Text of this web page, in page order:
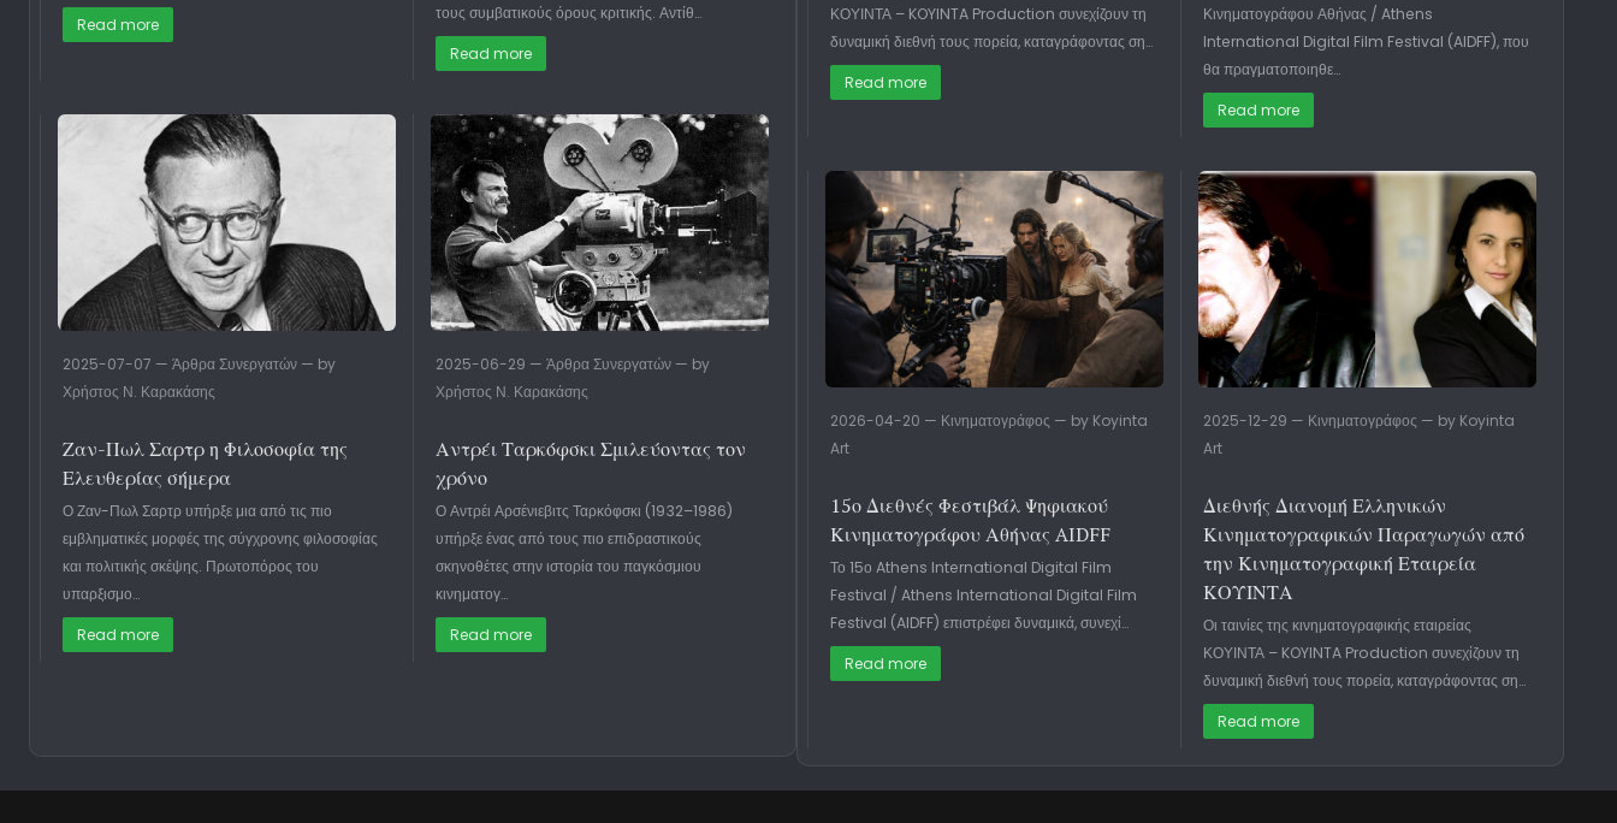
Read more
τους συμβατικούς όρους κριτικής. Αντίθ…
Read more
2025-07-07 — Άρθρα Συνεργατών — by
Χρήστος Ν. Καρακάσης
Ζαν-Πωλ Σαρτρ η Φιλοσοφία της
Ελευθερίας σήμερα
Ο Ζαν-Πωλ Σαρτρ υπήρξε μια από τις πιο
εμβληματικές μορφές της σύγχρονης φιλοσοφίας
και πολιτικής σκέψης. Πρωτοπόρος του
υπαρξισμο…
Read more
2025-06-29 — Άρθρα Συνεργατών — by
Χρήστος Ν. Καρακάσης
Αντρέι Ταρκόφσκι Σμιλεύοντας τον
χρόνο
Ο Αντρέι Αρσένιεβιτς Ταρκόφσκι (1932–1986)
υπήρξε ένας από τους πιο επιδραστικούς
σκηνοθέτες στην ιστορία του παγκόσμιου
κινηματογ…
Read more
ΚΟΥΙΝΤΑ – KOYINTA Production συνεχίζουν τη
δυναμική διεθνή τους πορεία, καταγράφοντας ση…
Read more
Κινηματογράφου Αθήνας / Athens
International Digital Film Festival (AIDFF), που
θα πραγματοποιηθε…
Read more
2026-04-20 — Κινηματογράφος — by Koyinta
Art
15ο Διεθνές Φεστιβάλ Ψηφιακού
Κινηματογράφου Αθήνας AIDFF
Το 15ο Athens International Digital Film
Festival / Athens International Digital Film
Festival (AIDFF) επιστρέφει δυναμικά, συνεχί…
Read more
2025-12-29 — Κινηματογράφος — by Koyinta
Art
Διεθνής Διανομή Ελληνικών
Κινηματογραφικών Παραγωγών από
την Κινηματογραφική Εταιρεία
ΚΟΥΙΝΤΑ
Οι ταινίες της κινηματογραφικής εταιρείας
ΚΟΥΙΝΤΑ – KOYINTA Production συνεχίζουν τη
δυναμική διεθνή τους πορεία, καταγράφοντας ση…
Read more